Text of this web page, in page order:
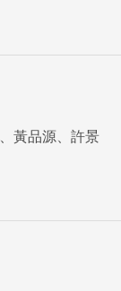
、黃品源、許景